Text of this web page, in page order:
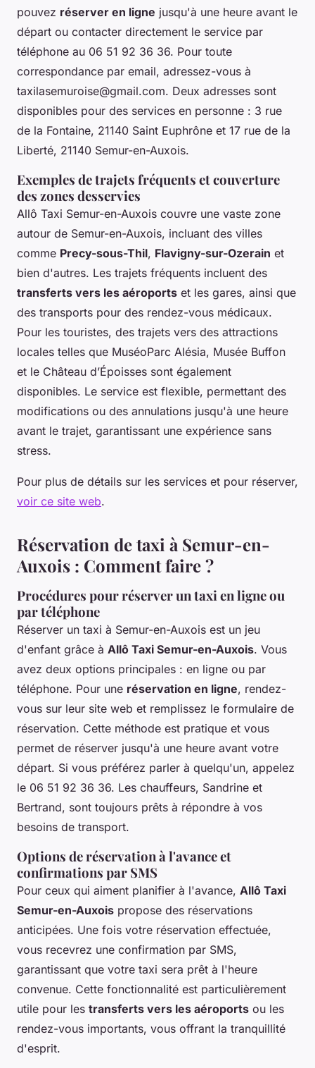
pouvez réserver en ligne jusqu'à une heure avant le
départ ou contacter directement le service par
téléphone au 06 51 92 36 36. Pour toute
correspondance par email, adressez-vous à
taxilasemuroise@gmail.com. Deux adresses sont
disponibles pour des services en personne : 3 rue
de la Fontaine, 21140 Saint Euphrône et 17 rue de la
Liberté, 21140 Semur-en-Auxois.
Exemples de trajets fréquents et couverture
des zones desservies
Allô Taxi Semur-en-Auxois couvre une vaste zone
autour de Semur-en-Auxois, incluant des villes
comme Precy-sous-Thil, Flavigny-sur-Ozerain et
bien d'autres. Les trajets fréquents incluent des
transferts vers les aéroports et les gares, ainsi que
des transports pour des rendez-vous médicaux.
Pour les touristes, des trajets vers des attractions
locales telles que MuséoParc Alésia, Musée Buffon
et le Château d’Époisses sont également
disponibles. Le service est flexible, permettant des
modifications ou des annulations jusqu'à une heure
avant le trajet, garantissant une expérience sans
stress.
Pour plus de détails sur les services et pour réserver,
voir ce site web.
Réservation de taxi à Semur-en-
Auxois : Comment faire ?
Procédures pour réserver un taxi en ligne ou
par téléphone
Réserver un taxi à Semur-en-Auxois est un jeu
d'enfant grâce à Allô Taxi Semur-en-Auxois. Vous
avez deux options principales : en ligne ou par
téléphone. Pour une réservation en ligne, rendez-
vous sur leur site web et remplissez le formulaire de
réservation. Cette méthode est pratique et vous
permet de réserver jusqu'à une heure avant votre
départ. Si vous préférez parler à quelqu'un, appelez
le 06 51 92 36 36. Les chauffeurs, Sandrine et
Bertrand, sont toujours prêts à répondre à vos
besoins de transport.
Options de réservation à l'avance et
confirmations par SMS
Pour ceux qui aiment planifier à l'avance, Allô Taxi
Semur-en-Auxois propose des réservations
anticipées. Une fois votre réservation effectuée,
vous recevrez une confirmation par SMS,
garantissant que votre taxi sera prêt à l'heure
convenue. Cette fonctionnalité est particulièrement
utile pour les transferts vers les aéroports ou les
rendez-vous importants, vous offrant la tranquillité
d'esprit.